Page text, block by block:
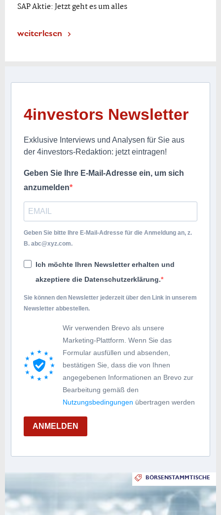
SAP Aktie: Jetzt geht es um alles
weiterlesen
4investors Newsletter
Exklusive Interviews und Analysen für Sie aus
der 4investors-Redaktion: jetzt eintragen!
Geben Sie Ihre E-Mail-Adresse ein, um sich
anzumelden
Geben Sie bitte Ihre E-Mail-Adresse für die Anmeldung an, z.
B. abc@xyz.com.
Ich möchte Ihren Newsletter erhalten und
akzeptiere die Datenschutzerklärung.
Sie können den Newsletter jederzeit über den Link in unserem
Newsletter abbestellen.
Wir verwenden Brevo als unsere
Marketing-Plattform. Wenn Sie das
Formular ausfüllen und absenden,
bestätigen Sie, dass die von Ihnen
angegebenen Informationen an Brevo zur
Bearbeitung gemäß den
Nutzungsbedingungen übertragen werden
ANMELDEN
BÖRSENSTAMMTISCHE